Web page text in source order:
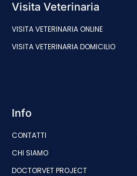
Visita Veterinaria
VISITA VETERINARIA ONLINE
VISITA VETERINARIA DOMICILIO
Info
CONTATTI
CHI SIAMO
DOCTORVET PROJECT